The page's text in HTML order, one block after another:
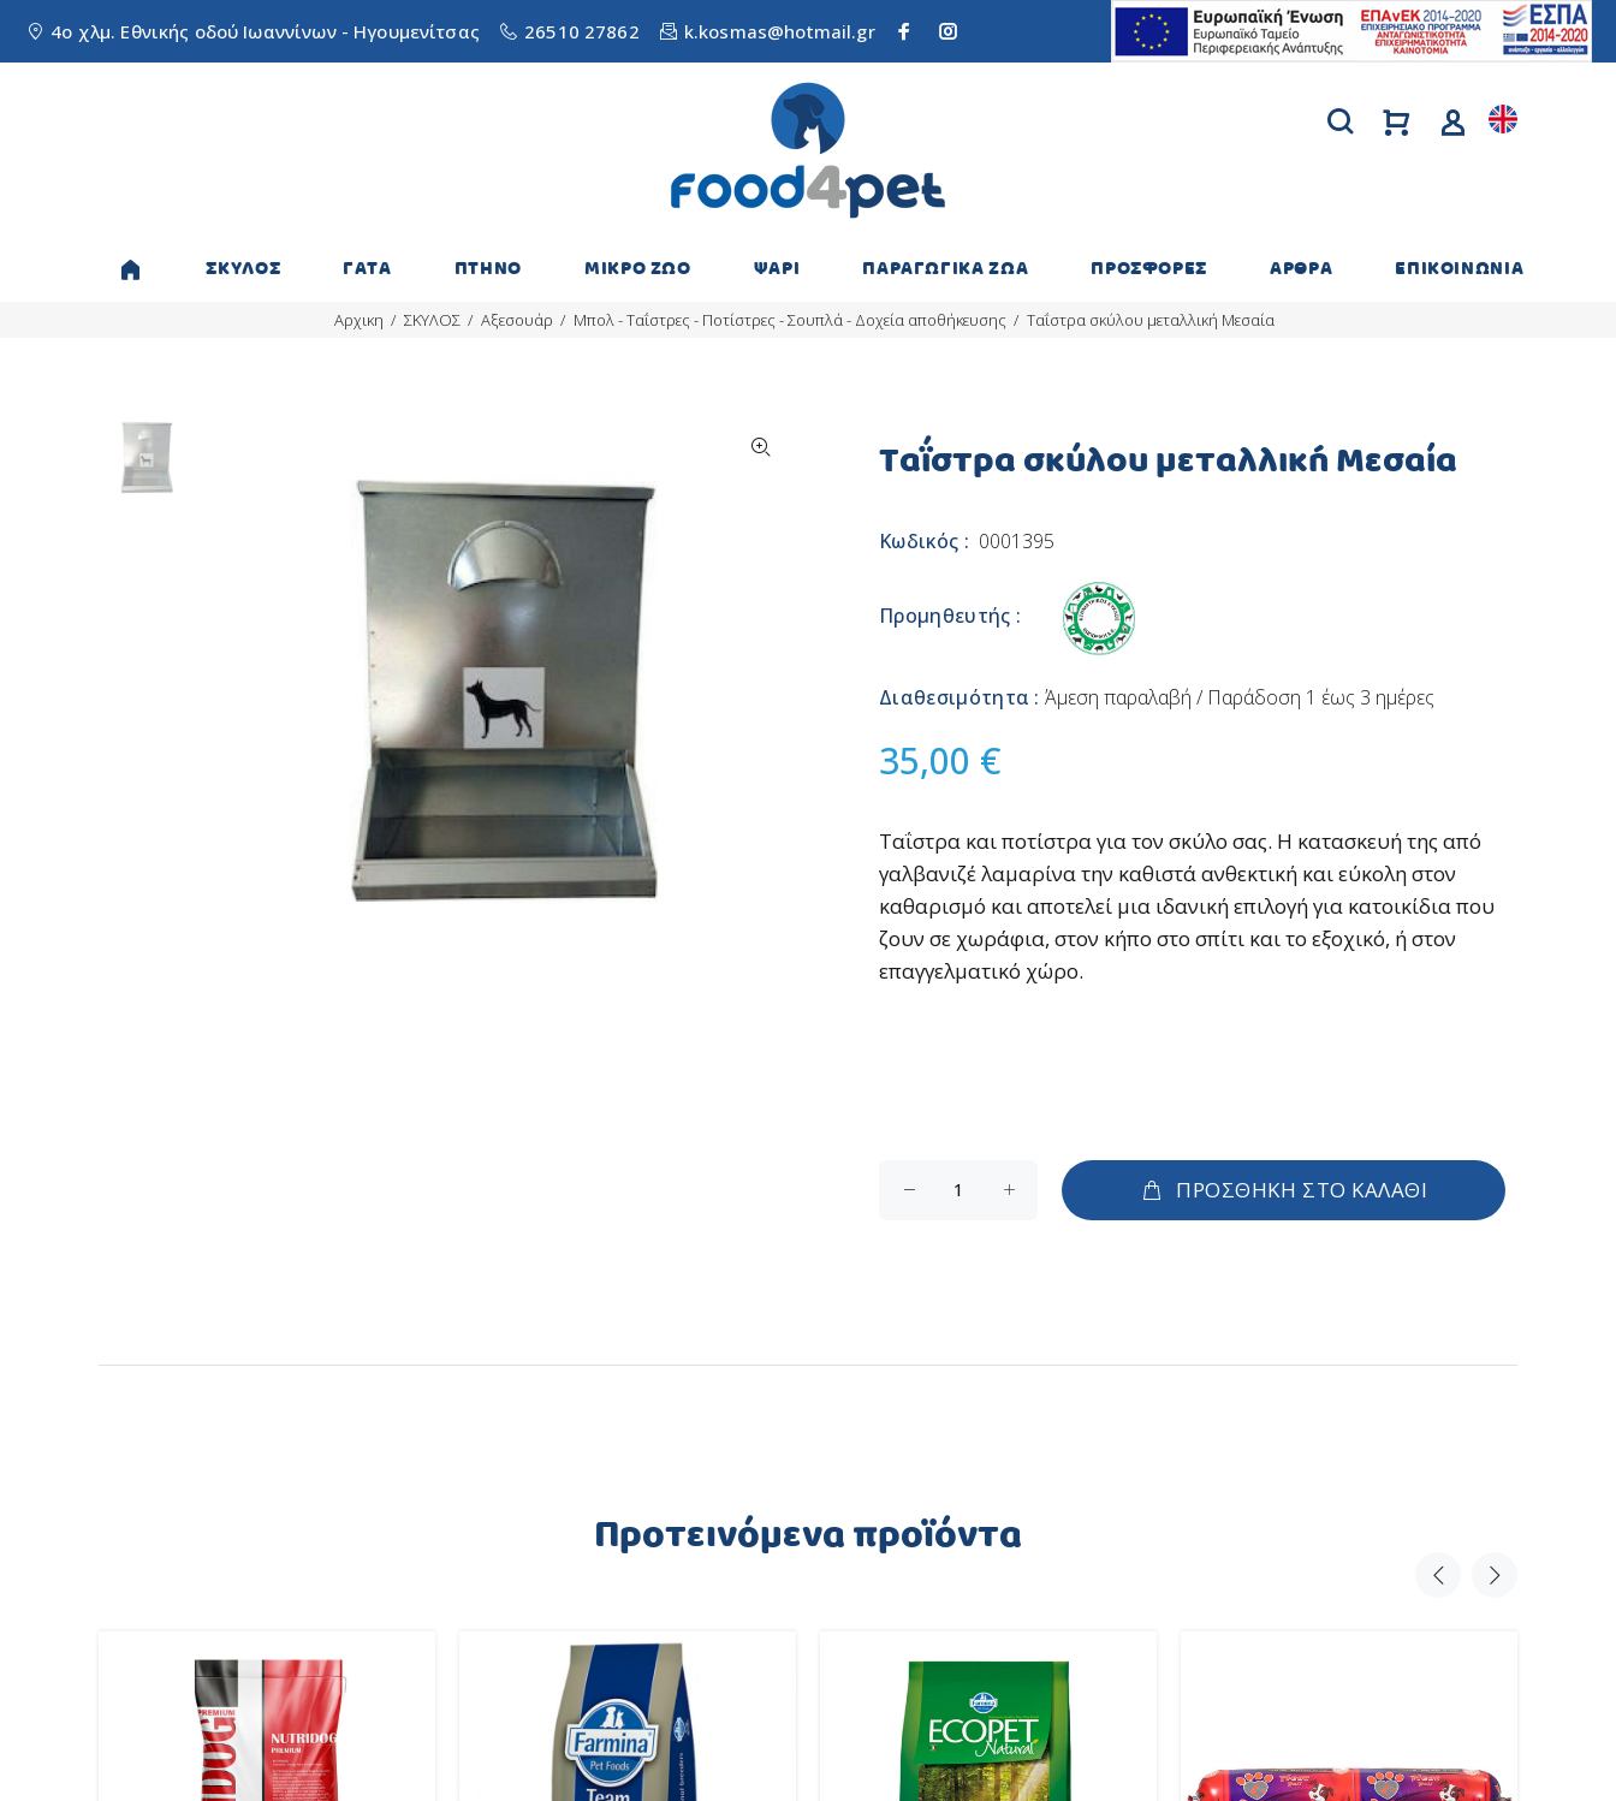
4ο χλμ. Εθνικής οδού Ιωαννίνων - Ηγουμενίτσας 26510 27862 k.kosmas@hotmail.gr
ΣΚΥΛΟΣ ΓΑΤΑ ΠΤΗΝΟ ΜΙΚΡΟ ΖΩΟ ΨΑΡΙ ΠΑΡΑΓΩΓΙΚΑ ΖΩΑ ΠΡΟΣΦΟΡΕΣ ΑΡΘΡΑ ΕΠΙΚΟΙΝΩΝΙΑ
Αρχικη ΣΚΥΛΟΣ Αξεσουάρ Μπολ - Ταΐστρες - Ποτίστρες - Σουπλά - Δοχεία αποθήκευσης Ταΐστρα σκύλου μεταλλική Μεσαία
Ταΐστρα σκύλου μεταλλική Μεσαία
Κωδικός : 0001395
Προμηθευτής :
Διαθεσιμότητα :Άμεση παραλαβή / Παράδoση 1 έως 3 ημέρες
35,00 €
Ταΐστρα και ποτίστρα για τον σκύλο σας. Η κατασκευή της από
γαλβανιζέ λαμαρίνα την καθιστά ανθεκτική και εύκολη στον
καθαρισμό και αποτελεί μια ιδανική επιλογή για κατοικίδια που
ζουν σε χωράφια, στον κήπο στο σπίτι και το εξοχικό, ή στον
επαγγελματικό χώρο.
ΠΡΟΣΘΗΚΗ ΣΤΟ ΚΑΛΑΘΙ
Προτεινόμενα προϊόντα